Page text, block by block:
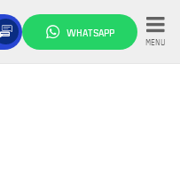
WHATSAPP
MENU